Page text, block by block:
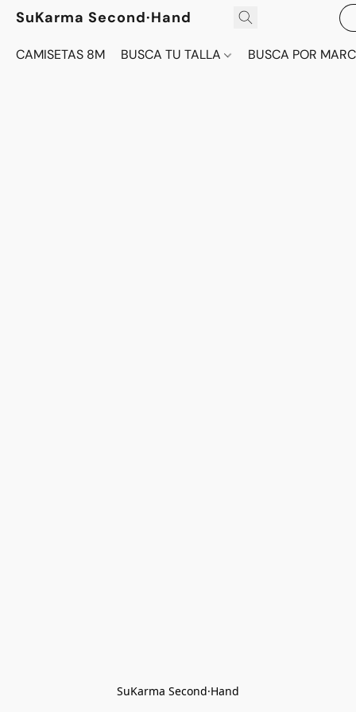
SuKarma Second·Hand
CAMISETAS 8M BUSCA TU TALLA BUSCA POR
SuKarma Second·Hand